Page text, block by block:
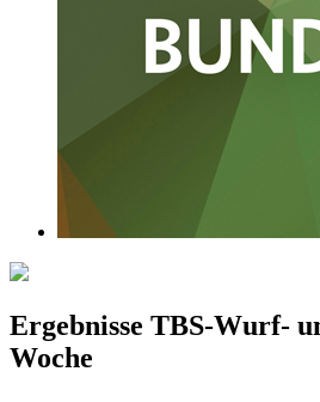
Ergebnisse TBS-Wurf-
Woche